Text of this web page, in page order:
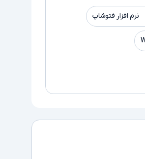
نرم افزار فتوشاپ